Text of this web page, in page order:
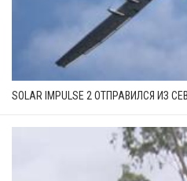
SOLAR IMPULSE 2 ОТПРАВИЛСЯ ИЗ